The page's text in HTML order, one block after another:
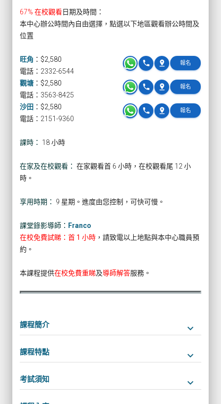
67% 在校觀看日期及時間：
本中心辦公時間內自由選擇，點選以下地區觀看辦公時間及
位置
旺角 ： $2,580 報名
pin_drop
phone
電話：2332-6544
觀塘 ： $2,580 報名
pin_drop
phone
電話：3563-8425
沙田 ： $2,580 報名
pin_drop
phone
電話：2151-9360
課時： 18 小時
在家及在校觀看： 在家觀看首 6 小時，在校觀看尾 12 小
時。
享用時期： 9 星期。進度由您控制，可快可慢。
課堂錄影導師： Franco
在校免費試睇：首 1 小時 ，請致電以上地點與本中心職員預
約。
本課程提供在校免費重睇及導師解答服務。
課程簡介 keyboard_arrow_down
課程特點 keyboard_arrow_down
考試須知 keyboard_arrow_down